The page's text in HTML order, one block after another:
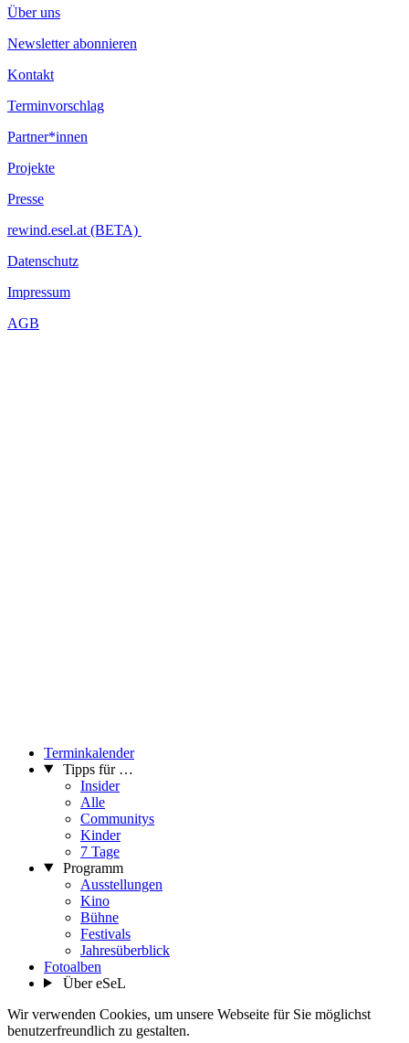
Über uns
Newsletter abonnieren
Kontakt
Terminvorschlag
Partner*innen
Projekte
Presse
rewind.esel.at (BETA)
Datenschutz
Impressum
AGB
Terminkalender
Tipps für …
Insider
Alle
Communitys
Kinder
7 Tage
Programm
Ausstellungen
Kino
Bühne
Festivals
Jahresüberblick
Fotoalben
Über eSeL
Wir verwenden Cookies, um unsere Webseite für Sie möglichst
benutzerfreundlich zu gestalten.